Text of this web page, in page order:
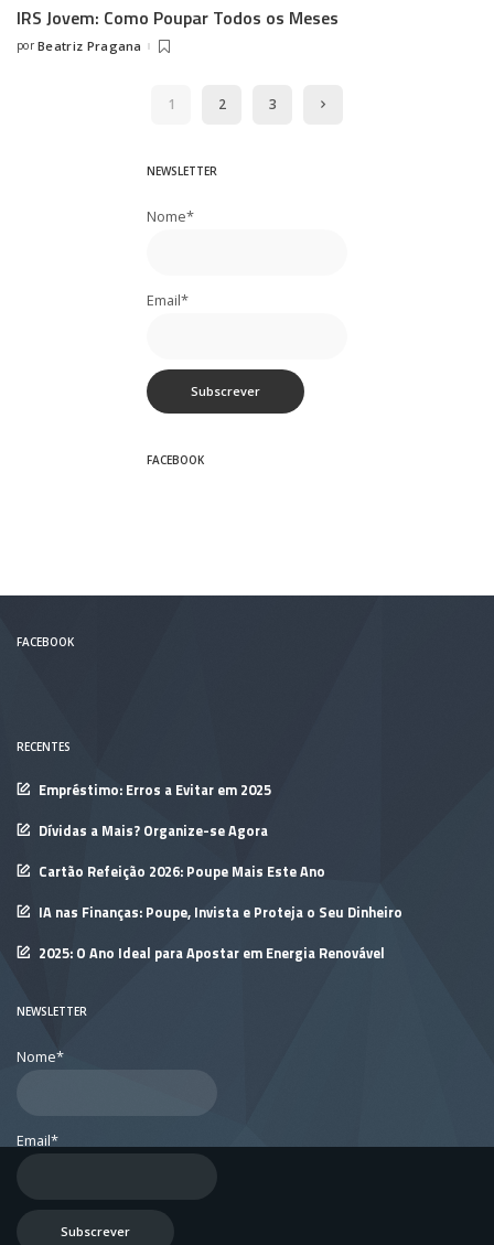
IRS Jovem: Como Poupar Todos os Meses
Posted
por Beatriz Pragana
1 2 3
NEWSLETTER
Nome*
Email*
FACEBOOK
FACEBOOK
RECENTES
Empréstimo: Erros a Evitar em 2025
Dívidas a Mais? Organize-se Agora
Cartão Refeição 2026: Poupe Mais Este Ano
IA nas Finanças: Poupe, Invista e Proteja o Seu Dinheiro
2025: O Ano Ideal para Apostar em Energia Renovável
NEWSLETTER
Nome*
Email*